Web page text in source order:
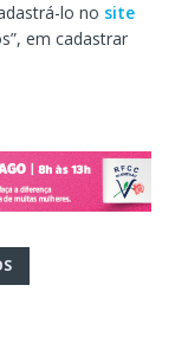
lo no site
em cadastrar